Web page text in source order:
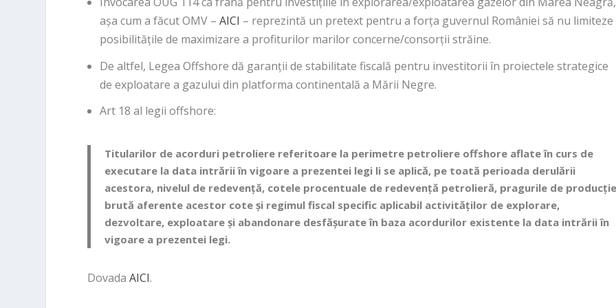
așa cum a făcut OMV –AICI – reprezintă un pretext pentru a forța guvernul României să nu limiteze
posibilitățile de maximizare a profiturilor marilor concerne/consorții străine.
De altfel, Legea Offshore dă garanții de stabilitate fiscală pentru investitorii în proiectele strategice
de exploatare a gazului din platforma continentală a Mării Negre.
Art 18 al legii offshore:
Titularilor de acorduri petroliere referitoare la perimetre petroliere offshore aflate în curs de
executare la data intrării în vigoare a prezentei legi li se aplică, pe toată perioada derulării
acestora, nivelul de redevență, cotele procentuale de redevență petrolieră, pragurile de
brută aferente acestor cote și regimul fiscal specific aplicabil activităților de explorare,
dezvoltare, exploatare și abandonare desfășurate în baza acordurilor existente la data intrării în
vigoare a prezentei legi.
DovadaAICI.